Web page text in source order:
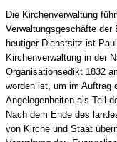
Die Kirchenverwaltung
Verwaltungsgeschäfte
heutiger Dienstsitz ist
Kirchenverwaltung in der
Organisationsedikt 1832
worden ist, um im Auftrag
Angelegenheiten als Teil
Nach dem Ende des
von Kirche und Staat